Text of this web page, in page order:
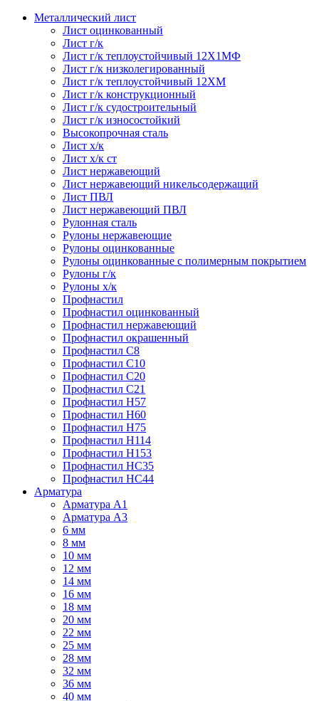
Металлический лист
Лист оцинкованный
Лист г/к
Лист г/к теплоустойчивый 12Х1МФ
Лист г/к низколегированный
Лист г/к теплоустойчивый 12ХМ
Лист г/к конструкционный
Лист г/к судостроительный
Лист г/к износостойкий
Высокопрочная сталь
Лист х/к
Лист х/к ст
Лист нержавеющий
Лист нержавеющий никельсодержащий
Лист ПВЛ
Лист нержавеющий ПВЛ
Рулонная сталь
Рулоны нержавеющие
Рулоны оцинкованные
Рулоны оцинкованные с полимерным покрытием
Рулоны г/к
Рулоны х/к
Профнастил
Профнастил оцинкованный
Профнастил нержавеющий
Профнастил окрашенный
Профнастил С8
Профнастил С10
Профнастил С20
Профнастил С21
Профнастил Н57
Профнастил Н60
Профнастил Н75
Профнастил Н114
Профнастил Н153
Профнастил НС35
Профнастил НС44
Арматура
Арматура А1
Арматура А3
6 мм
8 мм
10 мм
12 мм
14 мм
16 мм
18 мм
20 мм
22 мм
25 мм
28 мм
32 мм
36 мм
40 мм